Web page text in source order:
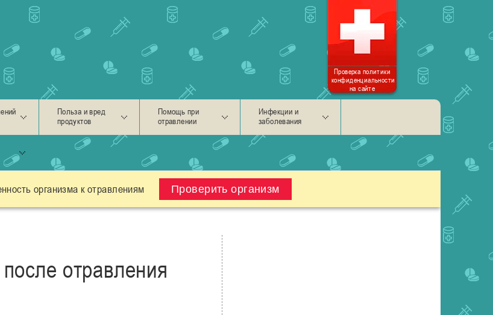
Проверка политики
конфиденциальности
на сайте
Польза и вред
продуктов
Помощь при
отравлении
Инфекции и
заболевания
организма к отравлениям Проверить организм
отравления